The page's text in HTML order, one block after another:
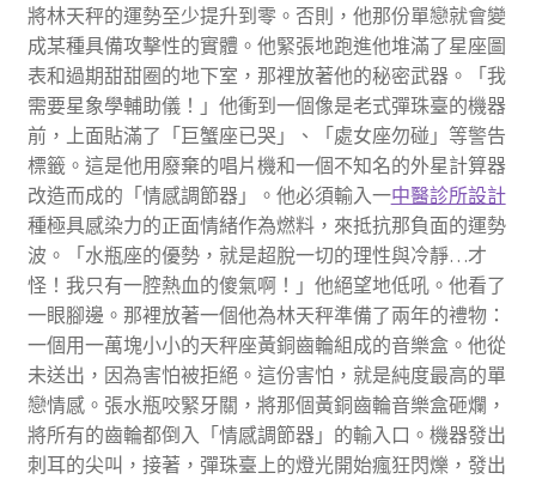
將林天秤的運勢至少提升到零。否則，他那份單戀就會變
成某種具備攻擊性的實體。他緊張地跑進他堆滿了星座圖
表和過期甜甜圈的地下室，那裡放著他的秘密武器。「我
需要星象學輔助儀！」他衝到一個像是老式彈珠臺的機器
前，上面貼滿了「巨蟹座已哭」、「處女座勿碰」等警告
標籤。這是他用廢棄的唱片機和一個不知名的外星計算器
改造而成的「情感調節器」。他必須輸入一中醫診所設計
種極具感染力的正面情緒作為燃料，來抵抗那負面的運勢
波。「水瓶座的優勢，就是超脫一切的理性與冷靜…才
怪！我只有一腔熱血的傻氣啊！」他絕望地低吼。他看了
一眼腳邊。那裡放著一個他為林天秤準備了兩年的禮物：
一個用一萬塊小小的天秤座黃銅齒輪組成的音樂盒。他從
未送出，因為害怕被拒絕。這份害怕，就是純度最高的單
戀情感。張水瓶咬緊牙關，將那個黃銅齒輪音樂盒砸爛，
將所有的齒輪都倒入「情感調節器」的輸入口。機器發出
刺耳的尖叫，接著，彈珠臺上的燈光開始瘋狂閃爍，發出